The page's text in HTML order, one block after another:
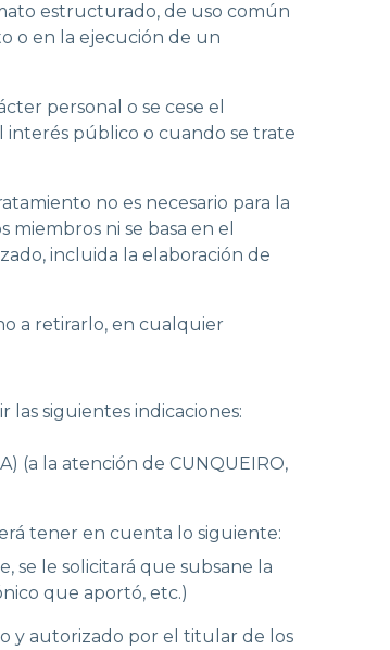
estructurado, de uso común
o en la ejecución de un
personal o se cese el
público o cuando se trate
no es necesario para la
ni se basa en el
incluida la elaboración de
a retirarlo, en cualquier
siguientes indicaciones:
(a la atención de CUNQUEIRO,
tener en cuenta lo siguiente:
se le solicitará que subsane la
que aportó, etc.)
y autorizado por el titular de los